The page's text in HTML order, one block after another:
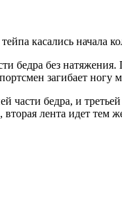
касались начала
бедра без
загибает ногу
части бедра, и
вторая лента идет